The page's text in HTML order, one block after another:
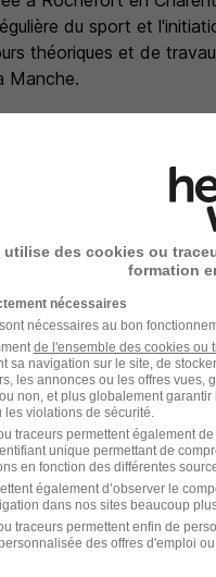
du sport et
théoriques et de
Manche.
rémunérée :
formation, vous
concentré sur
C'est l'idéal dans une
par an
sur les tarifs SNCF pour
votre conjoint et vos
vous soyez un
en tant qu’aviateur
sur base pour les
utilise des cookies ou
formation
nécessaires
nécessaires au bon
de l'ensemble des cookies ou
sa navigation sur le site, de
les annonces ou les offres vues,
non, et plus globalement
violations de sécurité.
traceurs permettent également
unique permettant de
en fonction des différentes
également d’observer le
dans nos sites beaucoup
traceurs permettent enfin de
des offres d'emploi